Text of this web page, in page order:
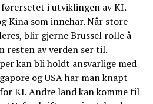
i utviklingen av KI.
Kina som innehar. Når store
blir gjerne Brussel rolle å
resten av verden ser til.
kan bli holdt ansvarlige med
og USA har man knapt
KI. Andre land kan komme til